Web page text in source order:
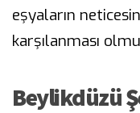
eşyaların
karşılanması
Beylikdüzü